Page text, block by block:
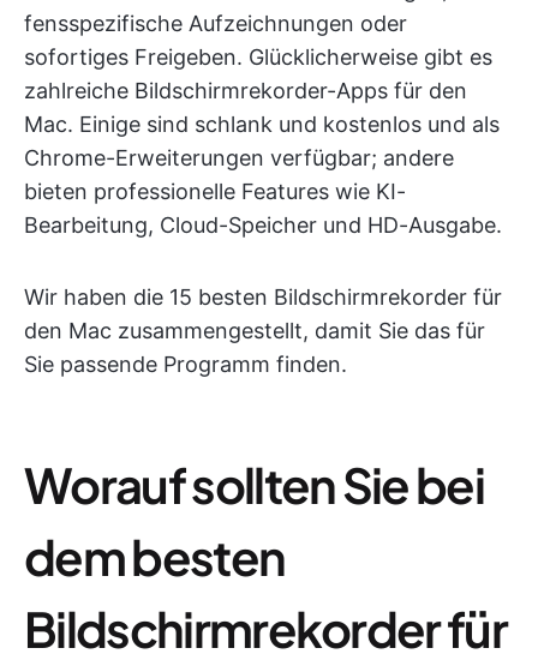
fensspezifische Aufzeichnungen oder
sofortiges Freigeben. Glücklicherweise gibt es
zahlreiche Bildschirmrekorder-Apps für den
Mac. Einige sind schlank und kostenlos und als
Chrome-Erweiterungen verfügbar; andere
bieten professionelle Features wie KI-
Bearbeitung, Cloud-Speicher und HD-Ausgabe.
Wir haben die 15 besten Bildschirmrekorder für
den Mac zusammengestellt, damit Sie das für
Sie passende Programm finden.
Worauf sollten Sie bei
dem besten
Bildschirmrekorder für